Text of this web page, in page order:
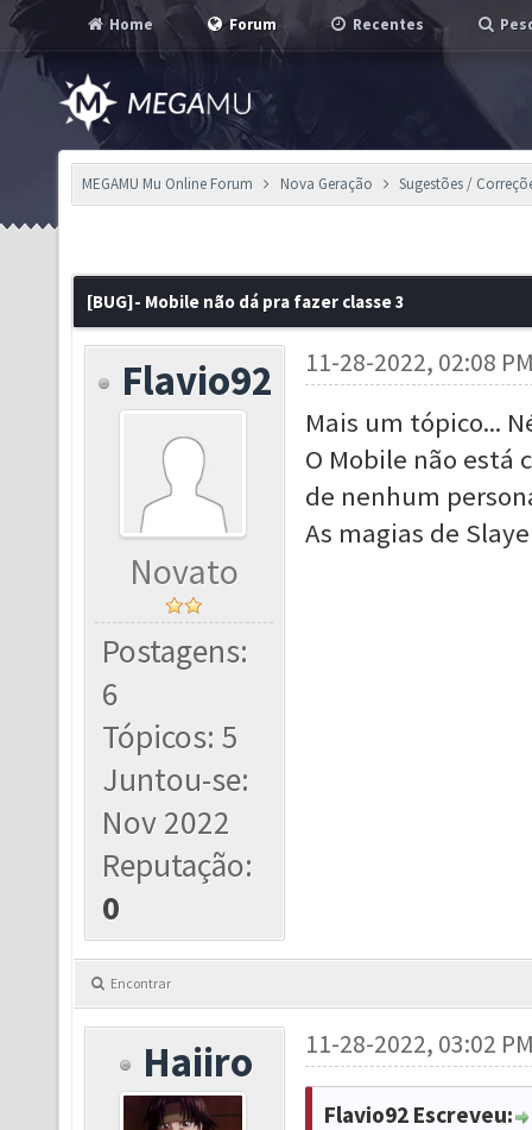
Home Forum Recentes
MEGAMU Mu Online Forum Nova Geração Sugestões /
[BUG]- Mobile não dá pra fazer classe 3
Flavio92
Novato
Postagens:
6
Tópicos: 5
Juntou-se:
Nov 2022
Reputação:
0
11-28-2022, 02:08
Mais um tópico...
O Mobile não está
de nenhum
As magias de
Encontrar
Haiiro 11-28-2022, 03:02
Flavio92 Escreveu: